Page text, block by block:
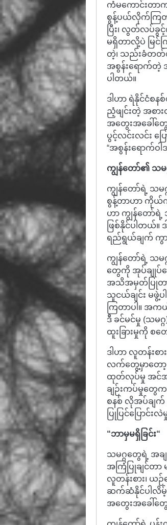
ကံမကောင်းတာက
စွန့်ပယ်လိုက်ကြတာ
ပြီး၊ လွတ်လပ်
မရှိတာလို့ပဲ မြ
တဲ့၊ သည်းခံတတ်တဲ့
အစွန်းရောက်တဲ့
ပါတယ်။
ဒါဟာ ရဲနိုင်ငံစ
ညံ့ဖျင်းတဲ့ အစာ
အတွေးအခေါ်တွေ
ပွင့်လင်းလင်း ပ
“အစွန်းရောက်ဝ
ကျွန်တော်၏ သမ
ကျွန်တော်ရဲ့ သမ
စွန့်တာဟာ ကိုယ်က
ဟာ ကျွန်တော်ရဲ့
ဖြစ်နိုင်ပါတယ်
ရည်ရွယ်ချက် ကွာ
ကျွန်တော်ရဲ့ သမဂ္
တွေကို အုပ်ချုပ်
အသိအမှတ်ပြုတာ
သူငယ်ချင်း မဖွဲ့
ကြတာပါ။ အ
ဒီ ခင်မင်မှု (သမ
ထူးခြားမှုကို စတ
ဒါဟာ လူတန်းစ
လက်တွေ့မှာတော့
ထုတ်လုပ်မှု အင်အ
ချဉ်းကပ်မှုတွေ
စနစ် လိုအပ်ချက်
ပြုပြင်ပြောင်
“ဘာမှမရှိခြင်း“
သမဂ္ဂတွေရဲ့ အခ
အကြံပြုချင်တာ
လူတန်းစား၊ ယ
ဆက်ဆံနိုင်ပါလိမ့်
အတွေးအခေါ်တွ